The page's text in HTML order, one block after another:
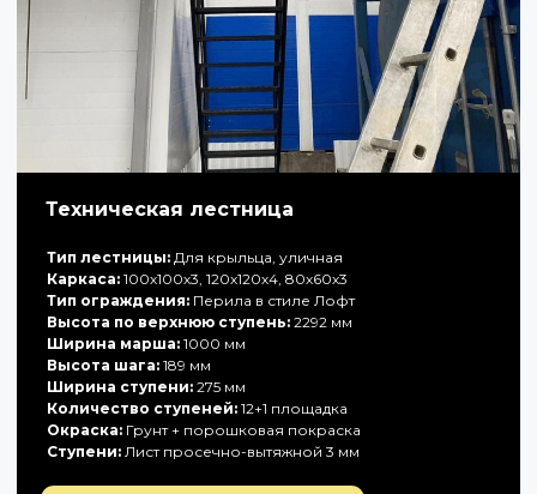
Техническая лестница
Тип лестницы: Для крыльца, уличная
Каркаса: 100х100х3, 120х120х4, 80х60х3
Тип ограждения: Перила в стиле Лофт
Высота по верхнюю ступень: 2292 мм
Ширина марша: 1000 мм
Высота шага: 189 мм
Ширина ступени: 275 мм
Количество ступеней: 12+1 площадка
Окраска: Грунт + порошковая покраска
Ступени: Лист просечно-вытяжной 3 мм